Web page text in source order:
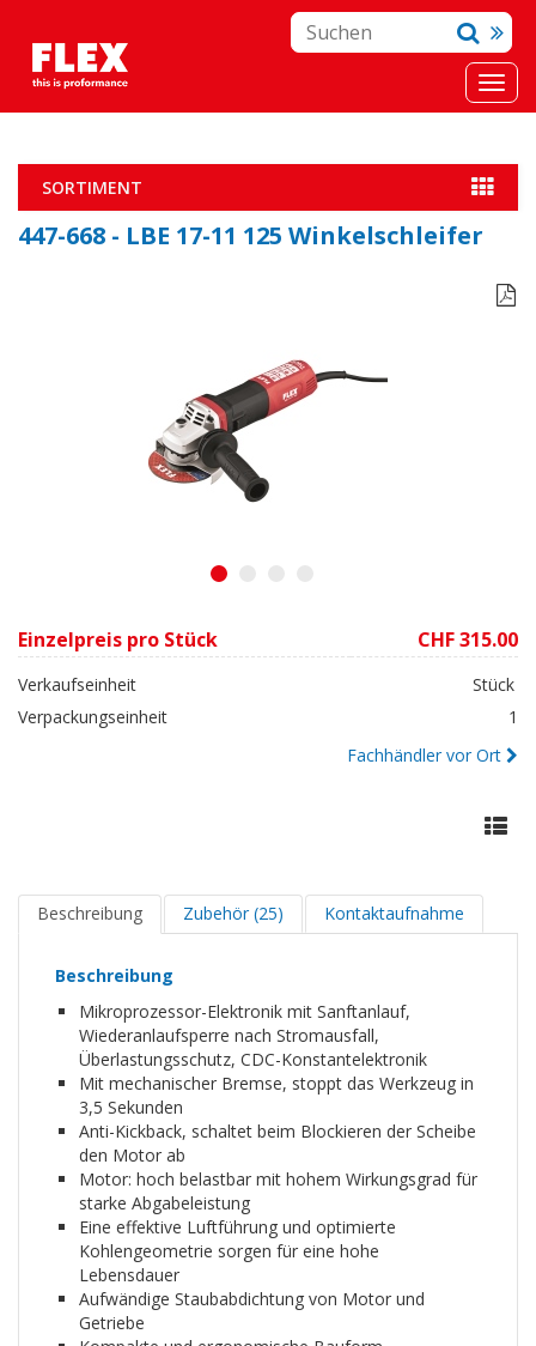
SORTIMENT
447-668 - LBE 17-11 125 Winkelschleifer

1
Einzelpreis pro Stück CHF 315.00
Verkaufseinheit
Stück
Verpackungseinheit
1
Fachhändler vor Ort
Beschreibung Zubehör (25) Kontaktaufnahme
Beschreibung
Mikroprozessor-Elektronik mit Sanftanlauf,
Wiederanlaufsperre nach Stromausfall,
Überlastungsschutz, CDC-Konstantelektronik
Mit mechanischer Bremse, stoppt das Werkzeug in
3,5 Sekunden
Anti-Kickback, schaltet beim Blockieren der Scheibe
den Motor ab
Motor: hoch belastbar mit hohem Wirkungsgrad für
starke Abgabeleistung
Eine effektive Luftführung und optimierte
Kohlengeometrie sorgen für eine hohe
Lebensdauer
Aufwändige Staubabdichtung von Motor und
Getriebe